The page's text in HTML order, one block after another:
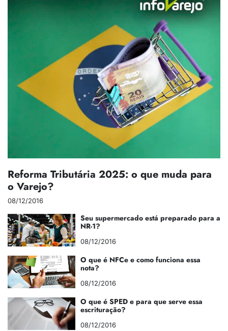
Reforma Tributária 2025: o que muda para
o Varejo?
08/12/2016
Seu supermercado está preparado para a
NR-1?
08/12/2016
O que é NFCe e como funciona essa
nota?
08/12/2016
O que é SPED e para que serve essa
escrituração?
08/12/2016